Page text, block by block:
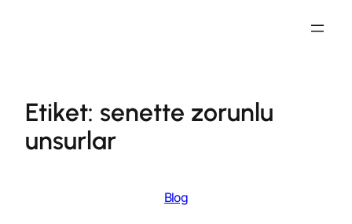
Etiket: senette zorunlu
unsurlar
Blog